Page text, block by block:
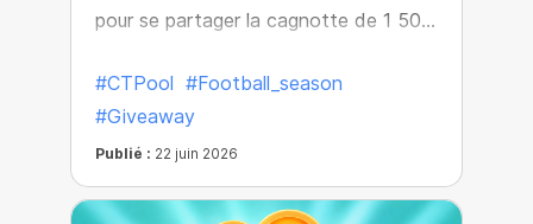
pour se partager la cagnotte de 1 500
#CTPool #Football_season
#Giveaway
Publié : 22 juin 2026